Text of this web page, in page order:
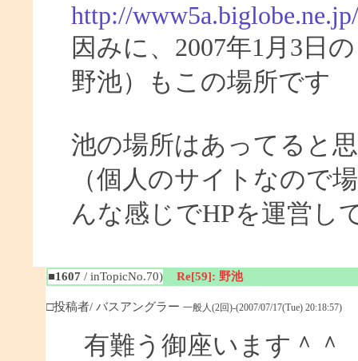
http://
因みに、2007年1月3日
野池）もこの場所です
池の場所はあってると
（個人のサイトなので
んな感じでHPを運営し
■1607 / inTopicNo.70) Re[59]: 野池
□投稿者/ バスアングラー 一般人(2回)-(2007/07/17(Tue) 20:18:57)
有難う御座います＾＾